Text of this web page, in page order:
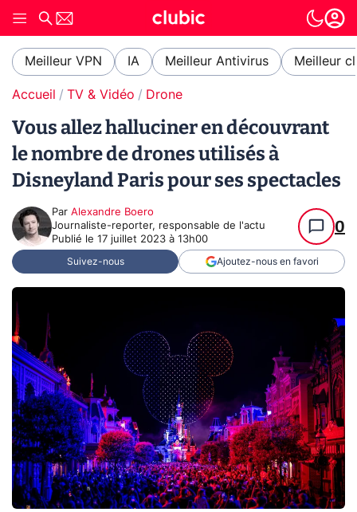
Meilleur VPN IA Meilleur Antivirus Meilleur
Accueil TV & Vidéo Drone
Vous allez halluciner en découvrant
le nombre de drones utilisés à
Disneyland Paris pour ses spectacles
Par Alexandre Boero
Journaliste-reporter, responsable de l'actu
Publié le 17 juillet 2023 à 13h00
0
Suivez-nous Ajoutez-nous en favori